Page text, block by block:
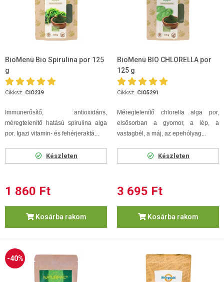
BioMenü Bio Spirulina por 125
g
Cikksz. CIO239
Immunerősítő, antioxidáns,
méregtelenítő hatású spirulina alga
por. Igazi vitamin- és fehérjeraktá...
Készleten
1 860 Ft
Kosárba rakom
BioMenü BIO CHLORELLA por
125 g
Cikksz. CIO5291
Méregtelenítő chlorella alga por,
elsősorban a gyomor, a lép, a
vastagbél, a máj, az epehólyag...
Készleten
3 695 Ft
Kosárba rakom
-40%